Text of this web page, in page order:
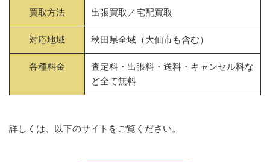
買取方法 出張買取／宅配買取
対応地域 秋田県全域（大仙市も含む）
各種料金
査定料・出張料・送料・キャンセル料な
ど全て無料
詳しくは、以下のサイトをご覧ください。